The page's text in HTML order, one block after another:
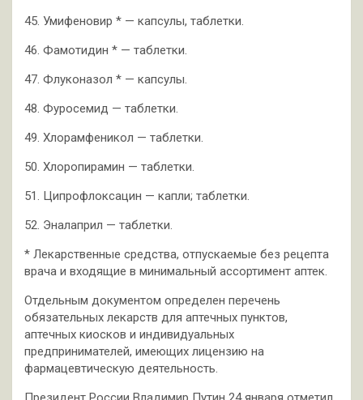
45. Умифеновир * — капсулы, таблетки.
46. Фамотидин * — таблетки.
47. Флуконазол * — капсулы.
48. Фуросемид — таблетки.
49. Хлорамфеникол — таблетки.
50. Хлоропирамин — таблетки.
51. Ципрофлоксацин — капли; таблетки.
52. Эналаприл — таблетки.
* Лекарственные средства, отпускаемые без рецепта
врача и входящие в минимальный ассортимент аптек.
Отдельным документом определен перечень
обязательных лекарств для аптечных пунктов,
аптечных киосков и индивидуальных
предпринимателей, имеющих лицензию на
фармацевтическую деятельность.